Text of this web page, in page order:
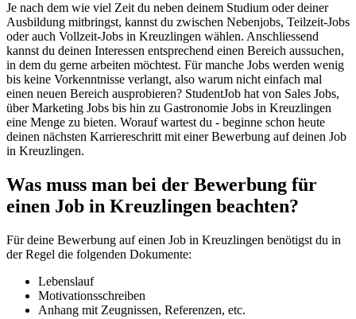
Je nach dem wie viel Zeit du neben deinem Studium oder deiner
Ausbildung mitbringst, kannst du zwischen Nebenjobs, Teilzeit-Jobs
oder auch Vollzeit-Jobs in Kreuzlingen wählen. Anschliessend
kannst du deinen Interessen entsprechend einen Bereich aussuchen,
in dem du gerne arbeiten möchtest. Für manche Jobs werden wenig
bis keine Vorkenntnisse verlangt, also warum nicht einfach mal
einen neuen Bereich ausprobieren? StudentJob hat von Sales Jobs,
über Marketing Jobs bis hin zu Gastronomie Jobs in Kreuzlingen
eine Menge zu bieten. Worauf wartest du - beginne schon heute
deinen nächsten Karriereschritt mit einer Bewerbung auf deinen Job
in Kreuzlingen.
Was muss man bei der Bewerbung für
einen Job in Kreuzlingen beachten?
Für deine Bewerbung auf einen Job in Kreuzlingen benötigst du in
der Regel die folgenden Dokumente:
Lebenslauf
Motivationsschreiben
Anhang mit Zeugnissen, Referenzen, etc.